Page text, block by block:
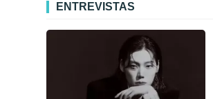
ENTREVISTAS